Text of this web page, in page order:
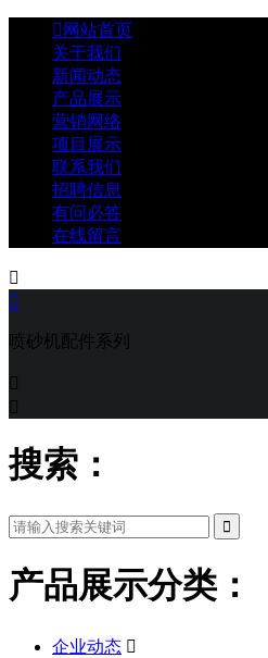
 网站首页
关于我们
新闻动态
产品展示
营销网络
项目展示
联系我们
招聘信息
有问必答
在线留言


喷砂机配件系列


搜索：
产品展示分类：
企业动态 